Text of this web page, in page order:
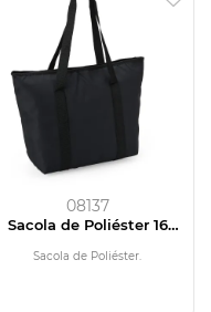
08137
Sacola de Poliéster 16
Sacola de Poliéster.